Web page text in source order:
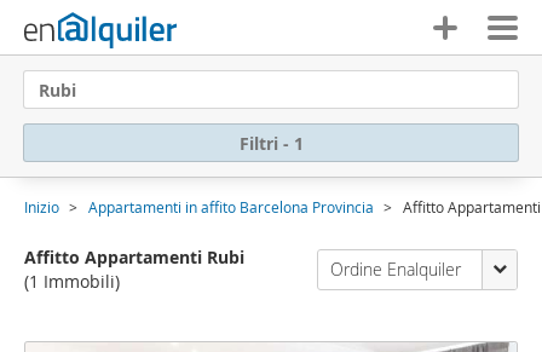
Rubi
Filtri - 1
Inizio Appartamenti in affito Barcelona Provincia Affitto Appartamenti
Affitto Appartamenti Rubi
(1 Immobili)
Ordine Enalquiler